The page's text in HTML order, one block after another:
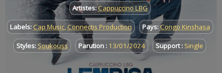
Artistes:Cappuccino LBG
Labels:Cap Music,Connectis Production Pays:Congo Kinshasa
Styles:Soukouss Parution : 13/01/2024 Support : Single